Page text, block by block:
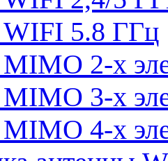
5.8 ГГц
2-x
3-x
4-x